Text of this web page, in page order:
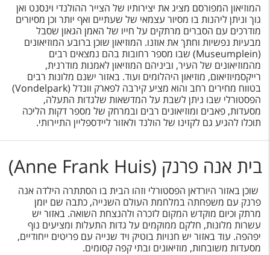
המוזיאון המפורסם מציג את יצירותיו של הצייר ההולנדי וינסנט ואן
גוך וניתן ליהנות בו מסיור עצמאי של שעתיים ואף יותר וכן מסיורים
מודרכים עם הסברים מרתקים על חייו של האמן הגאון שסבל
מבעיות נפשיות וחתך את אוזנו. המוזיאון שוכן ברובע המוזיאונים
(Museumplein) שבו מספר רחובות בהם נמצאים רבים
מהמוזיאונים של העיר, וביניהם המוזיאון לאמנות מודרנית,
רייקסמיוזיאום, מוזיאון היהלומים ועוד. באזור ישנם מלונות רבים
בטווח מחירים רחב והוא מציע קירבה לפארק וונדל (Vondelpark)
הפסטורלי שבו ניתן לשבת על המדשאות שלגדות התעלה,
מסעדות, פאבים ומוזיאונים רבים ובמרחק של מספר דקות הליכה
תוכלו להגיע גם לקזינו של הולנד ולאזור ליידספליין התיירותי.
בית אנה פרנק (Anne Frank Huis)
שוכן באזור היורדאן הפסטורלי וזהו הבית בו הסתתרה הילדה אנה
פרנק עם משפחתה במלחמת העולם השנייה, כתבה שם יומן
מרתק וכיום מוקדש המקום לזכרה ולהנצחת השואה. באזור יש
עשרות מלונות, חלקם ממוקמים על גדות התעלות ומציעים נוף
יפהפה. עוד באזור יש חנויות בוטיק ויד שנייה עם פריטים ייחודיים,
מסעדות משובחות, מוזיאונים ובתי קפה קסומים.